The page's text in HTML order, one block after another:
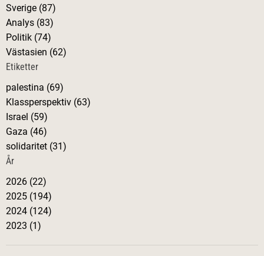
a
v
i
g
e
r
i
n
Sverige (87)
Analys (83)
Politik (74)
Västasien (62)
Etiketter
palestina (69)
Klassperspektiv (63)
Israel (59)
Gaza (46)
solidaritet (31)
År
2026 (22)
2025 (194)
2024 (124)
2023 (1)